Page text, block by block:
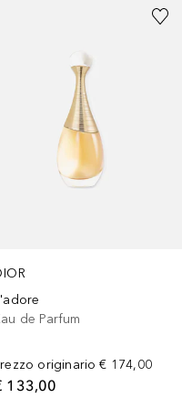
de Parfum
originario € 174,00
133,00